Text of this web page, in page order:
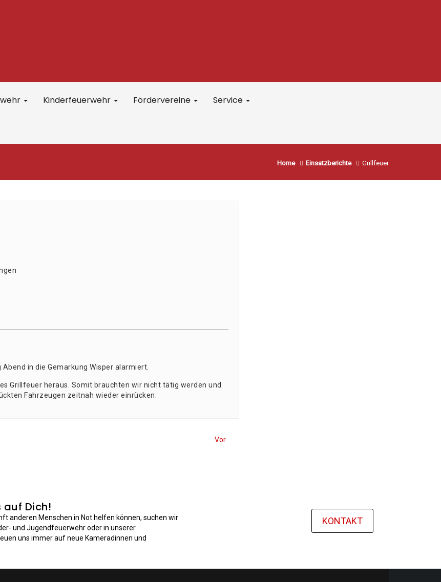
Kinderfeuerwehr Fördervereine Service
Home Einsatzberichte Grillfeuer
in die Gemar­kung Wis­per alarmiert.
Grill­feu­er her­aus. Somit brauch­ten wir nicht tätig wer­den und
Fahr­zeu­gen zeit­nah wie­der einrücken.
Vor
auf Dich!
anderen Menschen in Not helfen können, suchen wir
und Jugendfeuerwehr oder in unserer
uns immer auf neue Kameradinnen und
KONTAKT